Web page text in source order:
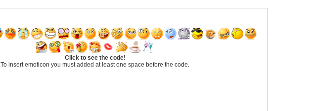
Click to see the code!
To insert emoticon you must added at least one space before the code.